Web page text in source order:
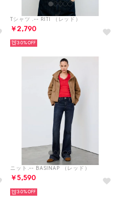
Tシャツ .-- RITI （レッド）
￥2,790
30%
ニット.-- BASINAP （レッド）
￥5,590
30%